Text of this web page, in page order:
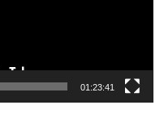
01:23:41